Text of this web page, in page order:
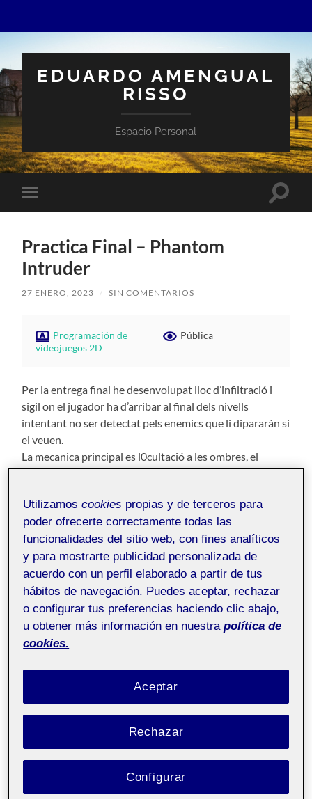
EDUARDO AMENGUAL
RISSO
Espacio Personal
Alternar
el
Practica Final – Phantom
Intruder
27 ENERO, 2023 / SIN COMENTARIOS
Programación de
videojuegos 2D
Pública
Per la entrega final he desenvolupat lloc d’infiltració i
sigil on el jugador ha d’arribar al final dels nivells
intentant no ser detectat pels enemics que li dipararán si
el veuen.
La mecanica principal es l0cultació a les ombres, el
jugador sota la llum es mes visible y per tant es mes facil
mes dins
l’area de visió dels enemics sense ser descobert.
El personatge jugador es pot moure emprant les tecles
WASD.
El personatge pot moure la càmera emprant el ratolí,
interactuar amb portes i interruptors amb la tecla E i
activar la visió nocturna (que permet veure a l’oscuretat)
amb la tecla TAB.
Repositori del projecte:
https://gitlab.com/dvm.amengual/pec3-eduardo-
amengual.git
Video resum de 2 minuts:
Utilizamoscookies propias y de terceros para
poder ofrecerte correctamente todas las
funcionalidades del sitio web, con fines analíticos
y para mostrarte publicidad personalizada de
acuerdo con un perfil elaborado a partir de tus
hábitos de navegación. Puedes aceptar, rechazar
o configurar tus preferencias haciendo clic abajo,
u obtener más información en nuestra política de
cookies.
Rechazar
Aceptar
Configurar